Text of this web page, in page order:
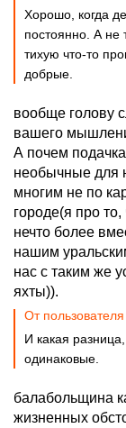
Хорошо, когда
постоянно. А не
тихую что-то
добрые.
вообще голову
вашего
А почем
необычные для
многим не по
городе(я про
нечто более
нашим
нас с таким же
яхты)).
От пользователя
И какая
одинаковые.
балабольщина
жизненных